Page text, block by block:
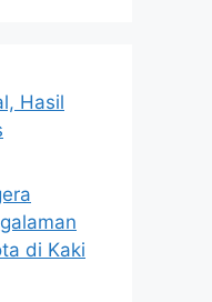
Hasil
di Kaki